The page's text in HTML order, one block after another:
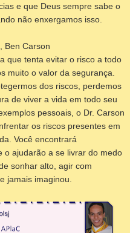
e que Deus sempre sabe o
não enxergamos isso.
Ben Carson
que tenta evitar o risco a todo
muito o valor da segurança.
dos riscos, perdemos
de viver a vida em todo seu
pessoais, o Dr. Carson
os riscos presentes em
Você encontrará
o ajudarão a se livrar do medo
sonhar alto, agir com
jamais imaginou.